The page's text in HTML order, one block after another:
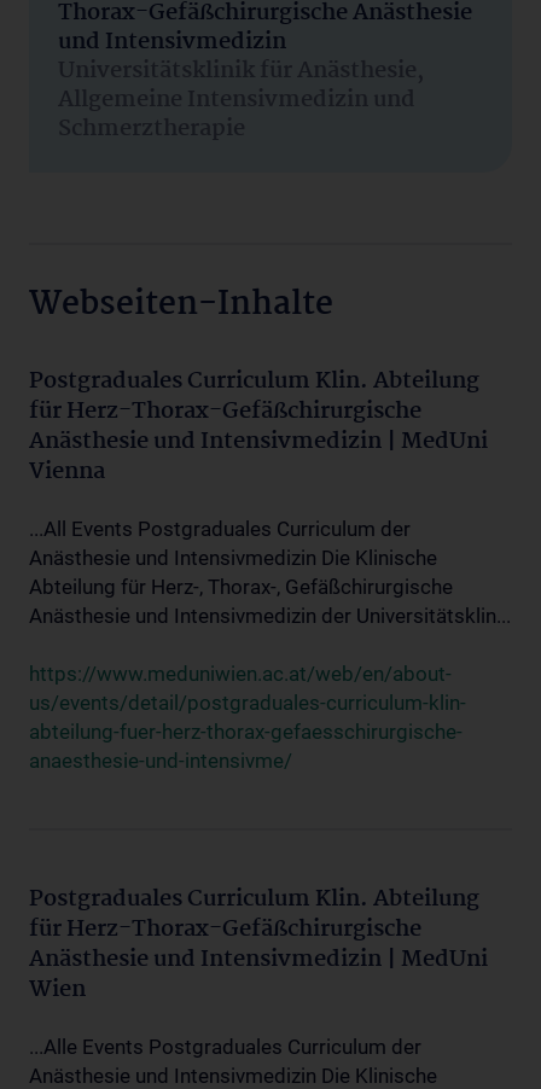
Thorax-Gefäßchirurgische Anästhesie
und Intensivmedizin
Universitätsklinik für Anästhesie,
Allgemeine Intensivmedizin und
Schmerztherapie
Webseiten-Inhalte
Postgraduales Curriculum Klin. Abteilung
für Herz-Thorax-Gefäßchirurgische
Anästhesie und Intensivmedizin | MedUni
Vienna
...All Events Postgraduales Curriculum der
Anästhesie und Intensivmedizin Die Klinische
Abteilung für Herz-, Thorax-, Gefäßchirurgische
Anästhesie und Intensivmedizin der Universitätsklin...
https://www.meduniwien.ac.at/web/en/about-
us/events/detail/postgraduales-curriculum-klin-
abteilung-fuer-herz-thorax-gefaesschirurgische-
anaesthesie-und-intensivme/
Postgraduales Curriculum Klin. Abteilung
für Herz-Thorax-Gefäßchirurgische
Anästhesie und Intensivmedizin | MedUni
Wien
...Alle Events Postgraduales Curriculum der
Anästhesie und Intensivmedizin Die Klinische